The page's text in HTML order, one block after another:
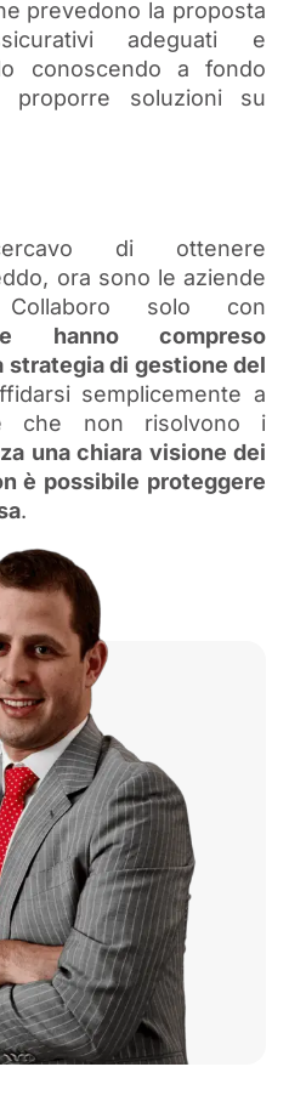
prevedono la proposta
adeguati e
conoscendo a fondo
proporre soluzioni su
di ottenere
ora sono le aziende
solo con
hanno compreso
strategia di gestione del
semplicemente a
che non risolvono i
una chiara visione dei
è possibile proteggere
.